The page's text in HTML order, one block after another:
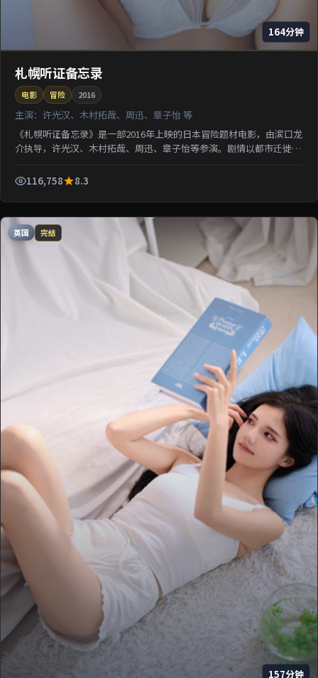
164分钟
札幌听证备忘录
电影 冒险 2016
主演： 许光汉、木村拓哉、周迅、章子怡 等
《札幌听证备忘录》是一部2016年上映的日本冒险题材电影，由滨口龙
介执导，许光汉、木村拓哉、周迅、章子怡等参演。剧情以都市迁徙为
116,758
8.3
英国 完结
157分钟